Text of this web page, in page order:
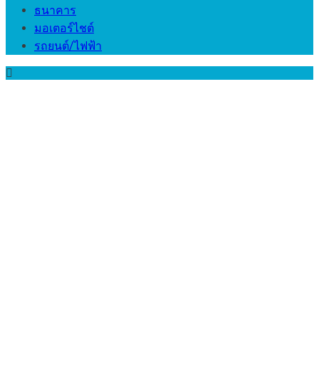
ธนาคาร
มอเตอร์ไชต์
รถยนต์/ไฟฟ้า